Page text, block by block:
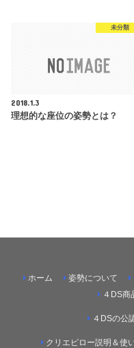
未分類
2018.1.3
理想的な座位の姿勢とは？
ホーム 姿勢について
４DS商
４DSの公
クリエピロー説明＆使